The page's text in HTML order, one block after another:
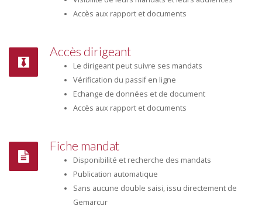
Accès aux rapport et documents
Accès dirigeant
Le dirigeant peut suivre ses mandats
Vérification du passif en ligne
Echange de données et de document
Accès aux rapport et documents
Fiche mandat
Disponibilité et recherche des mandats
Publication automatique
Sans aucune double saisi, issu directement de
Gemarcur